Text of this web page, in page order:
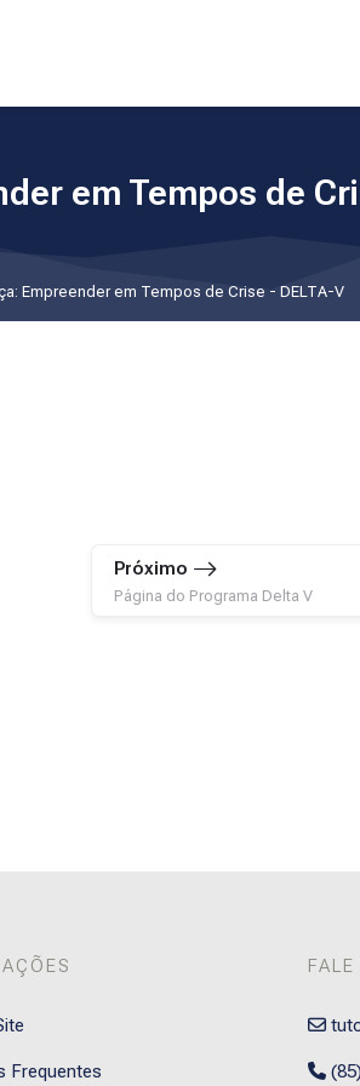
em Tempos de
Empreender em Tempos de Crise - DELTA-V
Próximo
Página do Programa Delta V
Frequentes